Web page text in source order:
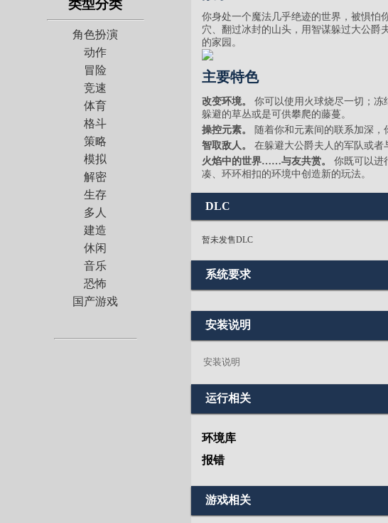
类型分类
角色扮演
动作
冒险
竞速
体育
格斗
策略
模拟
解密
生存
多人
建造
休闲
音乐
恐怖
国产游戏
你身处一个魔法几乎绝迹的世界，被惧怕
穴、翻过冰封的山头，用智谋躲过大公爵
的家园。
主要特色
改变环境。
你可以使用火球烧尽一切；
躲避的草丛或是可供攀爬的藤蔓。
操控元素。
随着你和元素间的联系加深
智取敌人。
在躲避大公爵夫人的军队或者
火焰中的世界……与友共赏。 你既可以进
凑、环环相扣的环境中创造新的玩法。
DLC
暂未发售DLC
系统要求
安装说明
安装说明
运行相关
环境库
报错
游戏相关